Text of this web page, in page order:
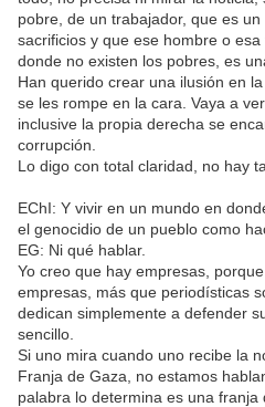
pobre, de un trabajador, que es
sacrificios y que ese hombre o
donde no existen los pobres, es
Han querido crear una ilusión en
se les rompe en la cara. Vaya a
inclusive la propia derecha se
corrupción.
Lo digo con total claridad, no hay
EChI: Y vivir en un mundo en
el genocidio de un pueblo como
EG: Ni qué hablar.
Yo creo que hay empresas,
empresas, más que periodísticas
dedican simplemente a defender
sencillo.
Si uno mira cuando uno recibe la
Franja de Gaza, no estamos
palabra lo determina es una franja